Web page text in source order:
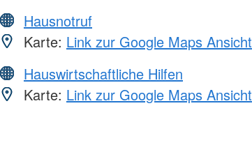
Hausnotruf
Karte: Link zur Google Maps Ansicht
Hauswirtschaftliche Hilfen
Karte: Link zur Google Maps Ansicht